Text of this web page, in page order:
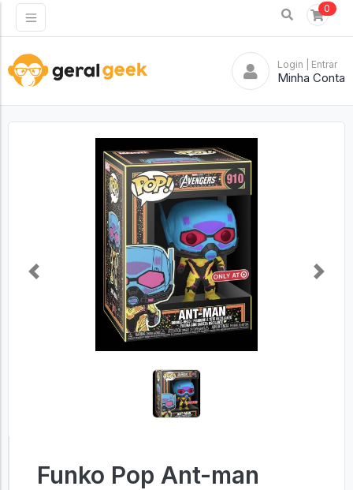
0
Login | Entrar
Minha Conta
Previous Next
Funko Pop Ant-man